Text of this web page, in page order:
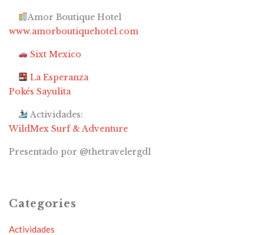
Amor Boutique Hotel
www.amorboutiquehotel.com
Sixt Mexico
La Esperanza
Pokés Sayulita
Actividades:
WildMex Surf & Adventure
Presentado por @thetravelergdl
Categories
Actividades